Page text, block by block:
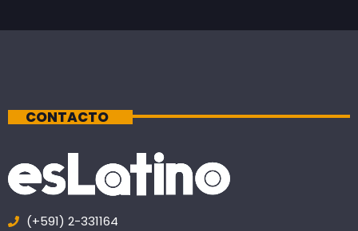
CONTACTO
(+591) 2-331164